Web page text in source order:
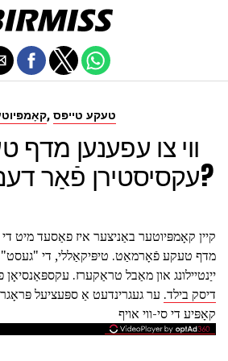
, טעקע טייפּס
ווי צו עפענען מדף
עקסיסטירן פֿאַר דעם פּראָגראַם?
קיין קאָמפּיוטער באַניצער איז פאַסעד מיט די
מדף טעקע פֿאָרמאַט. טיפּיקאַללי, די "געסט"
ייַנטיילונג און מאַבל טראַקערז.
דיסק בילד. ער געגרינדעט אַ ספּעציעל
קאָפּיע די סי-ווי אויף